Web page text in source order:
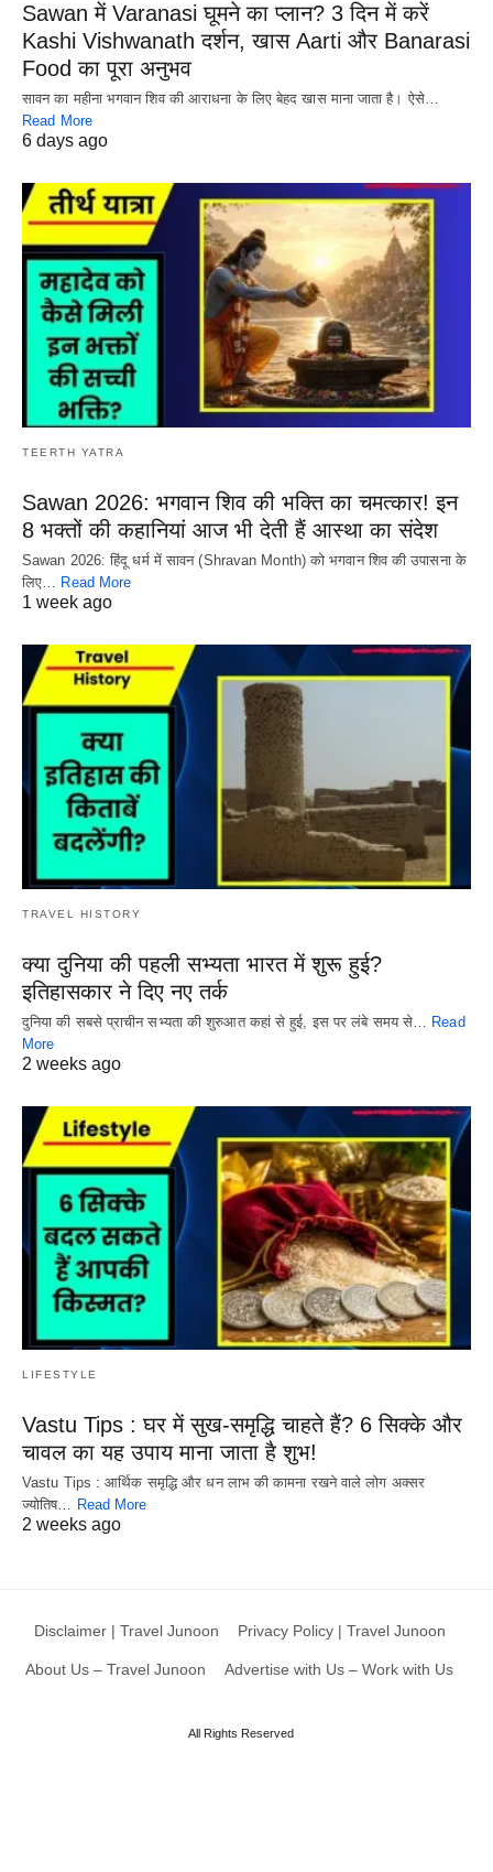
Sawan में Varanasi घूमने का प्लान? 3 दिन में करें
Kashi Vishwanath दर्शन, खास Aarti और Banarasi
Food का पूरा अनुभव
सावन का महीना भगवान शिव की आराधना के लिए बेहद खास माना जाता है। ऐसे…
Read More
6 days ago
TEERTH YATRA
Sawan 2026: भगवान शिव की भक्ति का चमत्कार! इन
8 भक्तों की कहानियां आज भी देती हैं आस्था का संदेश
Sawan 2026: हिंदू धर्म में सावन (Shravan Month) को भगवान शिव की उपासना के
लिए…
Read More
1 week ago
TRAVEL HISTORY
क्या दुनिया की पहली सभ्यता भारत में शुरू हुई?
इतिहासकार ने दिए नए तर्क
दुनिया की सबसे प्राचीन सभ्यता की शुरुआत कहां से हुई, इस पर लंबे समय से… Read
More
2 weeks ago
LIFESTYLE
Vastu Tips : घर में सुख-समृद्धि चाहते हैं? 6 सिक्के और
चावल का यह उपाय माना जाता है शुभ!
Vastu Tips : आर्थिक समृद्धि और धन लाभ की कामना रखने वाले लोग अक्सर
ज्योतिष… Read More
2 weeks ago
Disclaimer | Travel Junoon Privacy Policy | Travel Junoon
About Us – Travel Junoon Advertise with Us – Work with Us
All Rights Reserved